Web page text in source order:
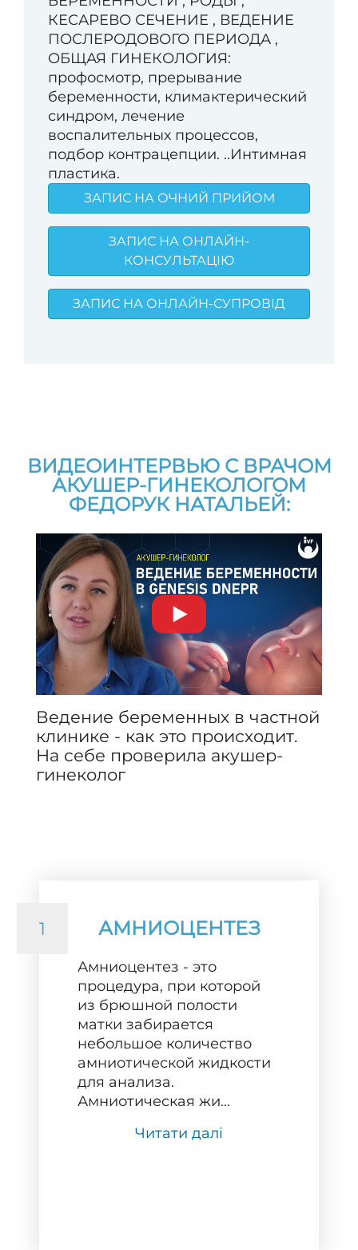
КЕСАРЕВО СЕЧЕНИЕ , ВЕДЕНИЕ
ПОСЛЕРОДОВОГО ПЕРИОДА ,
ОБЩАЯ ГИНЕКОЛОГИЯ:
профосмотр, прерывание
беременности, климактерический
синдром, лечение
воспалительных процессов,
подбор контрацепции. ..Интимная
пластика.
ЗАПИС НА ОЧНИЙ ПРИЙОМ
ЗАПИС НА ОНЛАЙН-
КОНСУЛЬТАЦІЮ
ЗАПИС НА ОНЛАЙН-СУПРОВІД
ВИДЕОИНТЕРВЬЮ С ВРАЧОМ
АКУШЕР-ГИНЕКОЛОГОМ
ФЕДОРУК НАТАЛЬЕЙ:
Ведение беременных в частной
клинике - как это происходит.
На себе проверила акушер-
гинеколог
1 АМНИОЦЕНТЕЗ
Амниоцентез - это
процедура, при которой
из брюшной полости
матки забирается
небольшое количество
амниотической жидкости
для анализа.
Амниотическая жи...
Читати далі